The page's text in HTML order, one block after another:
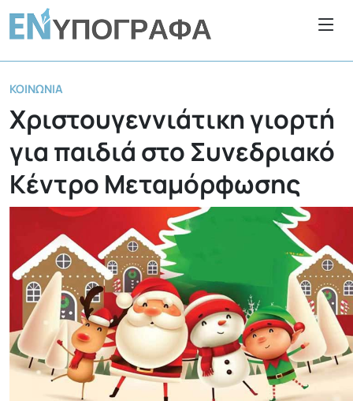
ΚΟΙΝΩΝΊΑ
Χριστουγεννιάτικη γιορτή
για παιδιά στο Συνεδριακό
Κέντρο Μεταμόρφωσης